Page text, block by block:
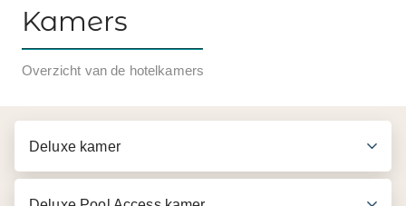
Kamers
Overzicht van de hotelkamers
Deluxe kamer